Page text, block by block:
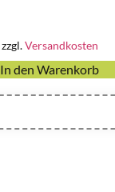
zzgl.Versandkosten
In den Warenkorb